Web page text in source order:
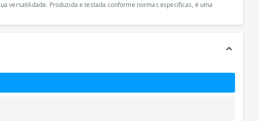
versatilidade. Produzida e testada conforme normas específicas, é uma